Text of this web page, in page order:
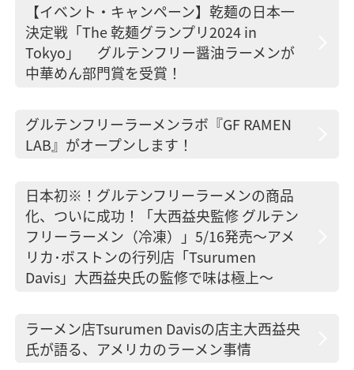
【イベント・キャンペーン】乾麺の日本一
決定戦「The 乾麺グランプリ2024 in
Tokyo」 グルテンフリー醤油ラーメンが
中華めん部門賞を受賞！
グルテンフリーラーメンラボ『GF RAMEN
LAB』がオープンします！
日本初※！グルテンフリーラーメンの商品
化、ついに成功！「大西益央監修 グルテン
フリーラーメン（冷凍）」5/16発売〜アメ
リカ･ボストンの行列店「Tsurumen
Davis」大西益央氏の監修で味は極上〜
ラーメン店Tsurumen Davisの店主大西益央
氏が語る、アメリカのラーメン事情